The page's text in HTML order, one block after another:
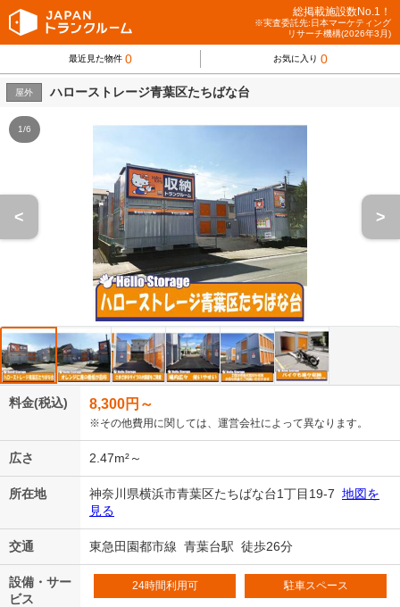
総掲載施設数No.1！
※実査委託先:日本マーケティング
リサーチ機構(2026年3月)
最近見た物件 0 お気に入り 0
屋外 ハローストレージ青葉区たちばな台
1/6
< >
料金(税込) 8,300円～
※その他費用に関しては、運営会社によって異なります。
広さ 2.47m²～
所在地 神奈川県横浜市青葉区たちばな台1丁目19-7 地図を
見る
交通 東急田園都市線 青葉台駅 徒歩26分
設備・サー
ビス
24時間利用可 駐車スペース